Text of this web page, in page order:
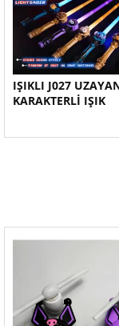
IŞIKLI J027
KARAKTERLİ IŞIK